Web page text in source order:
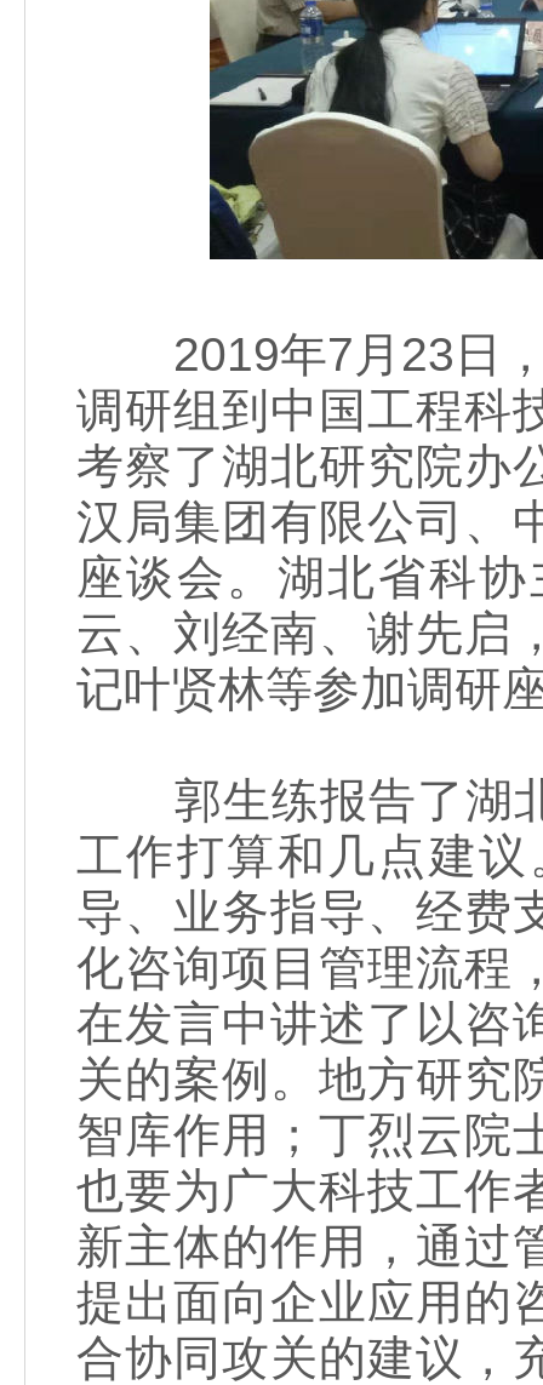
2019年7月23日，
调研组到中国工程科
考察了湖北研究院办
汉局集团有限公司、
座谈会。湖北省科
云、刘经南、谢先启
记叶贤林等参加调研
郭生练报告了湖北
工作打算和几点建
导、业务指导、经费
化咨询项目管理流程
在发言中讲述了以咨
关的案例。地方研究
智库作用；丁烈云院
也要为广大科技工作
新主体的作用，通过
提出面向企业应用的
合协同攻关的建议，